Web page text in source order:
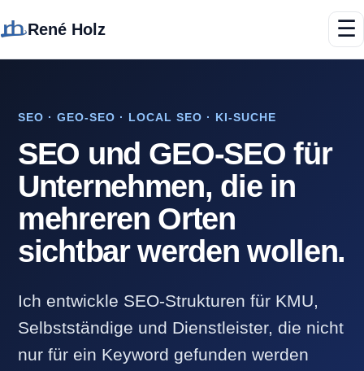
René Holz ☰
SEO · GEO-SEO · LOCAL SEO · KI-SUCHE
SEO und GEO-SEO für
Unternehmen, die in
mehreren Orten
sichtbar werden wollen.
Ich entwickle SEO-Strukturen für KMU,
Selbstständige und Dienstleister, die nicht
nur für ein Keyword gefunden werden